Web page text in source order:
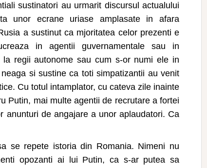
sustinatori au urmarit discursul actualului
unor ecrane uriase amplasate in afara
a sustinut ca mjoritatea celor prezenti e
in agentii guvernamentale sau in
regii autonome sau cum s-or numi ele in
si sustine ca toti simpatizantii au venit
Cu totul intamplator, cu cateva zile inainte
Putin, mai multe agentii de recrutare a fortei
anunturi de angajare a unor aplaudatori. Ca
se repete istoria din Romania. Nimeni nu
opozanti ai lui Putin, ca s-ar putea sa